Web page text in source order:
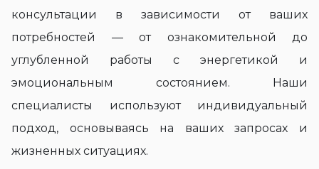
консультации в зависимости от ваших
потребностей — от ознакомительной до
углубленной работы с энергетикой и
эмоциональным состоянием. Наши
специалисты используют индивидуальный
подход, основываясь на ваших запросах и
жизненных ситуациях.